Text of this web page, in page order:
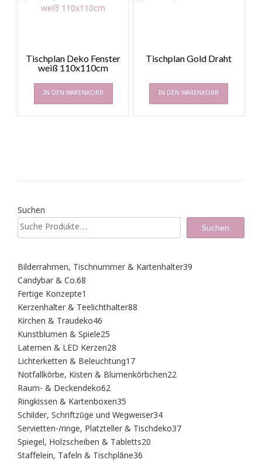
Tischplan Deko Fenster
weiß 110x110cm
IN DEN WARENKORB
Tischplan Gold Draht
IN DEN WARENKORB
Suchen
Suchen
Bilderrahmen, Tischnummer & Kartenhalter39
Candybar & Co.68
Fertige Konzepte1
Produkt
Kerzenhalter & Teelichthalter88
Kirchen & Traudeko46
Produkte
Kunstblumen & Spiele25
Produkte
Laternen & LED Kerzen28
Produkte
Lichterketten & Beleuchtung1717
Produkte
Notfallkörbe, Kisten & Blumenkörbchen2222
Raum- & Deckendeko6262
Produkte
Ringkissen & Kartenboxen35
Produkte
Schilder, Schriftzüge und Wegweiser3434
Produkte
Servietten-/ringe, Platzteller & Tischdeko3737
Spiegel, Holzscheiben & Tabletts20
Staffelein, Tafeln & Tischpläne36